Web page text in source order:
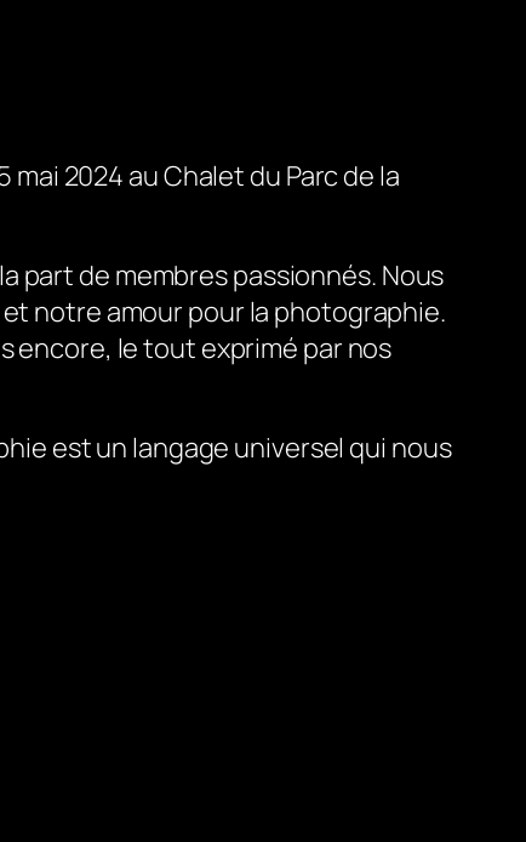
2024 au Chalet du Parc de la
part de membres passionnés. Nous
notre amour pour la photographie.
encore, le tout exprimé par nos
est un langage universel qui nous